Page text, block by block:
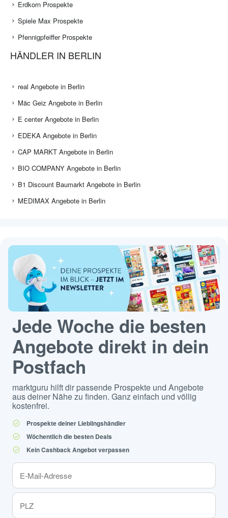
Erdkorn Prospekte
Spiele Max Prospekte
Pfennigpfeiffer Prospekte
HÄNDLER IN BERLIN
real Angebote in Berlin
Mäc Geiz Angebote in Berlin
E center Angebote in Berlin
EDEKA Angebote in Berlin
CAP MARKT Angebote in Berlin
BIO COMPANY Angebote in Berlin
B1 Discount Baumarkt Angebote in Berlin
MEDIMAX Angebote in Berlin
Jede Woche die besten
Angebote direkt in dein
Postfach
marktguru hilft dir passende Prospekte und Angebote
aus deiner Nähe zu finden. Ganz einfach und völlig
kostenfrei.
Prospekte deiner Lieblingshändler
Wöchentlich die besten Deals
Kein Cashback Angebot verpassen